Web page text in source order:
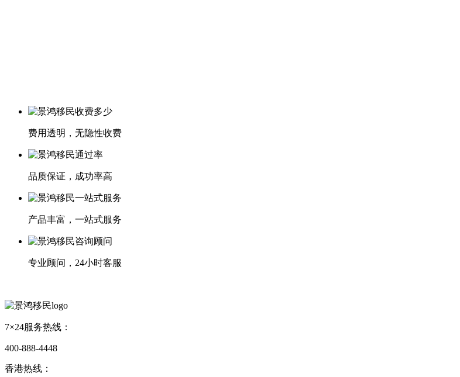
费用透明，无隐性收费
品质保证，成功率高
产品丰富，一站式服务
专业顾问，24小时客服
7×24服务热线：
400-888-4448
香港热线：